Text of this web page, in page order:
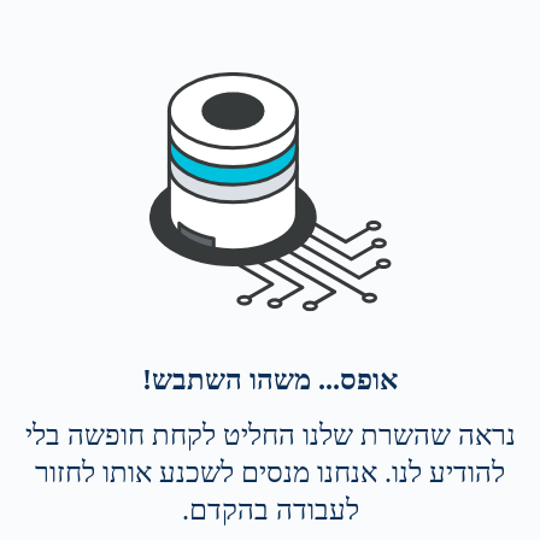
אופס... משהו השתבש!
נראה שהשרת שלנו החליט לקחת חופשה בלי
להודיע לנו. אנחנו מנסים לשכנע אותו לחזור
לעבודה בהקדם.